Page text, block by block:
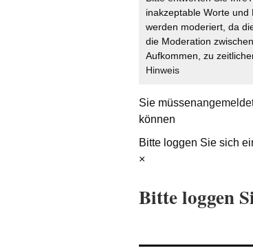
inakzeptable Worte
werden moderiert, da
die Moderation
Aufkommen, zu
Hinweis
Sie müssen
können
Bitte loggen Sie sich
×
Bitte loggen